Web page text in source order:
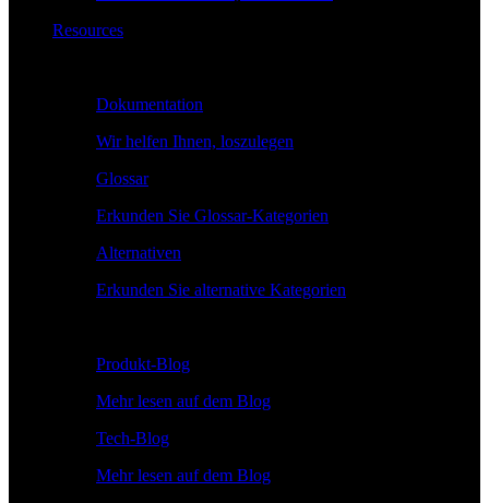
Resources
Dokumentation
Wir helfen Ihnen, loszulegen
Glossar
Erkunden Sie Glossar-Kategorien
Alternativen
Erkunden Sie alternative Kategorien
Produkt-Blog
Mehr lesen auf dem Blog
Tech-Blog
Mehr lesen auf dem Blog